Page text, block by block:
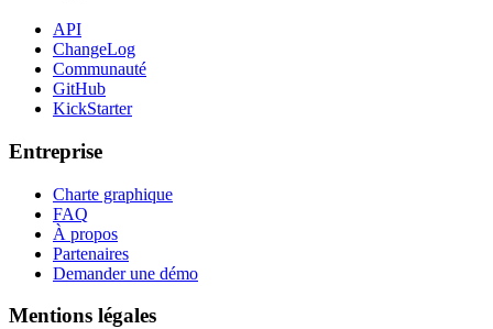
API
ChangeLog
Communauté
GitHub
KickStarter
Entreprise
Charte graphique
FAQ
À propos
Partenaires
Demander une démo
Mentions légales